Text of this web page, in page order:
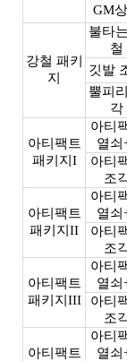
GM
강철 패키
지
불타
철
깃발
뿔피
각
아티팩트
패키지I
아티
열쇠
아티
조
아티팩트
패키지II
아티
열쇠
아티
조
아티팩트
패키지III
아티
열쇠
아티
조
아티팩트
아티
열쇠